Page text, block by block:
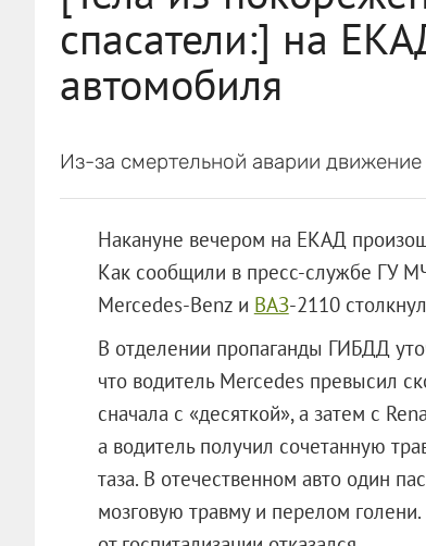
спасатели:] на
автомобиля
Из-за смертельной аварии
Накануне вечером на ЕКАД
Как сообщили в пресс-службе ГУ
Mercedes-Benz и ВАЗ-2110
В отделении пропаганды ГИБДД
что водитель Mercedes превысил
сначала с «десяткой», а затем с
а водитель получил сочетанную
таза. В отечественном авто один
мозговую травму и перелом